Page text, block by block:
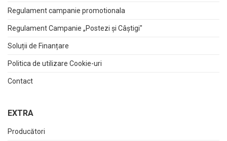
Regulament campanie promotionala
Regulament Campanie „Postezi și Câștigi"
Soluții de Finanțare
Politica de utilizare Cookie-uri
Contact
EXTRA
Producători